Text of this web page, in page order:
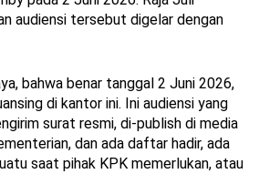
audiensi tersebut digelar dengan
bahwa benar tanggal 2 Juni 2026,
di kantor ini. Ini audiensi yang
surat resmi, di-publish di media
dan ada daftar hadir, ada
saat pihak KPK memerlukan, atau